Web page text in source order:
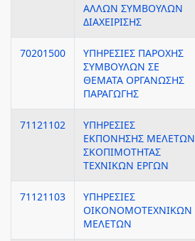
ΑΛΛΩΝ ΣΥΜΒΟΥΛΩΝ
ΔΙΑΧΕΙΡΙΣΗΣ
70201500
ΥΠΗΡΕΣΙΕΣ ΠΑΡΟΧΗΣ
ΣΥΜΒΟΥΛΩΝ ΣΕ
ΘΕΜΑΤΑ ΟΡΓΑΝΩΣΗΣ
ΠΑΡΑΓΩΓΗΣ
71121102
ΥΠΗΡΕΣΙΕΣ
ΕΚΠΟΝΗΣΗΣ ΜΕΛΕΤΩΝ
ΣΚΟΠΙΜΟΤΗΤΑΣ
ΤΕΧΝΙΚΩΝ ΕΡΓΩΝ
71121103
ΥΠΗΡΕΣΙΕΣ
ΟΙΚΟΝΟΜΟΤΕΧΝΙΚΩΝ
ΜΕΛΕΤΩΝ